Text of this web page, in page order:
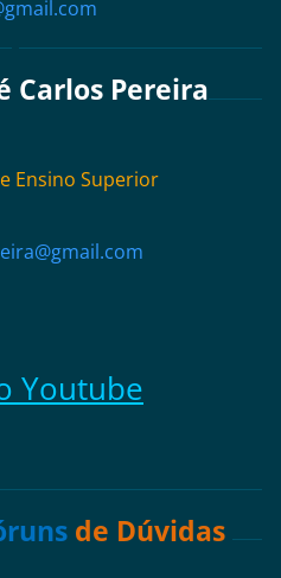
Carlos Pereira
Ensino Superior
Youtube
de Dúvidas